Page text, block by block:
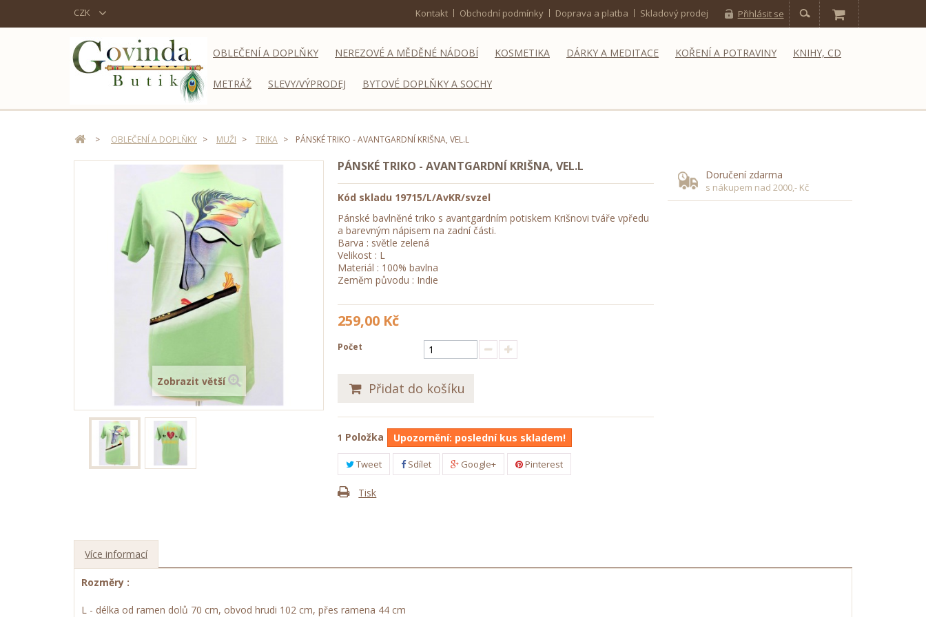
Přihlásit se
CZK Kontakt Obchodní podmínky Doprava a platba Skladový prodej
OBLEČENÍ A DOPLŇKY NEREZOVÉ A MĚDĚNÉ NÁDOBÍ KOSMETIKA DÁRKY A MEDITACE KOŘENÍ A POTRAVINY KNIHY, CD
METRÁŽ SLEVY/VÝPRODEJ BYTOVÉ DOPLŇKY A SOCHY
> OBLEČENÍ A DOPLŇKY > MUŽI > TRIKA > PÁNSKÉ TRIKO - AVANTGARDNÍ KRIŠNA, VEL.L
Zobrazit větší
PÁNSKÉ TRIKO - AVANTGARDNÍ KRIŠNA, VEL.L
Kód skladu 19715/L/AvKR/svzel
Pánské bavlněné triko s avantgardním potiskem Krišnovi tváře vpředu
a barevným nápisem na zadní části.
Barva : světle zelená
Velikost : L
Materiál : 100% bavlna
Zeměm původu : Indie
259,00 Kč
Počet
Přidat do košíku
1 Položka Upozornění: poslední kus skladem!
Tweet Sdílet Google+ Pinterest
Tisk
Doručení zdarma
s nákupem nad 2000,- Kč
Více informací
Rozměry :
L - délka od ramen dolů 70 cm, obvod hrudi 102 cm, přes ramena 44 cm